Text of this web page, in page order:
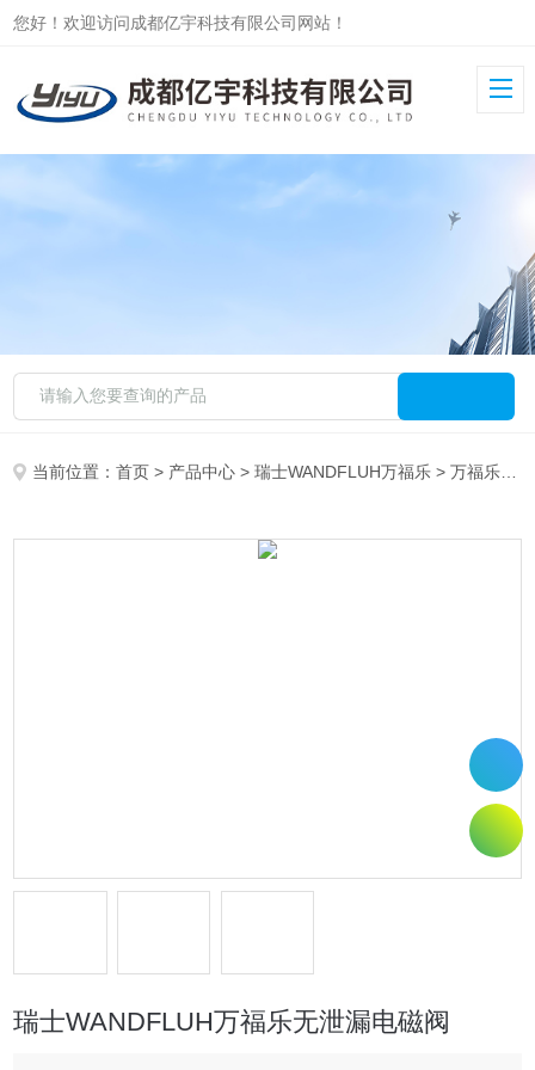
您好！欢迎访问成都亿宇科技有限公司网站！
当前位置：首页 > 产品中心 >瑞士WANDFLUH万福乐 >万福乐电磁阀
瑞士WANDFLUH万福乐无泄漏电磁阀